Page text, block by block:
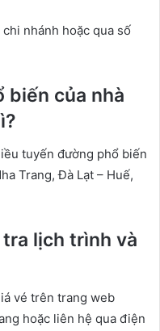
nhánh hoặc qua số
biến của nhà
tuyến đường phổ biến
Trang, Đà Lạt – Huế,
lịch trình và
vé trên trang web
hoặc liên hệ qua điện